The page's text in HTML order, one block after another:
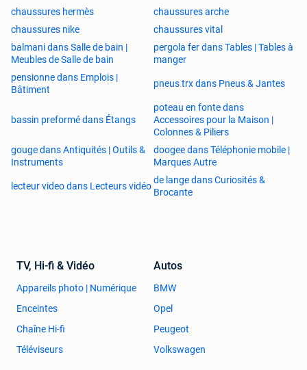
chaussures hermès
chaussures arche
chaussures nike
chaussures vital
balmani dans Salle de bain |
Meubles de Salle de bain
pergola fer dans Tables | Tables à
manger
pensionne dans Emplois |
Bâtiment
pneus trx dans Pneus & Jantes
bassin preformé dans Étangs
poteau en fonte dans
Accessoires pour la Maison |
Colonnes & Piliers
gouge dans Antiquités | Outils &
Instruments
doogee dans Téléphonie mobile |
Marques Autre
lecteur video dans Lecteurs vidéo
de lange dans Curiosités &
Brocante
TV, Hi-fi & Vidéo
Appareils photo | Numérique
Enceintes
Chaîne Hi-fi
Téléviseurs
Autos
BMW
Opel
Peugeot
Volkswagen